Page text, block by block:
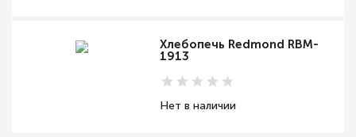
Хлебопечь Redmond RBM-
1913
Нет в наличии